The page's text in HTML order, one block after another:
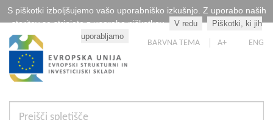
S piškotki izboljšujemo vašo uporabniško izkušnjo. Z uporabo naših
storitev se strinjate z uporabo piškotkov.
V redu
Piškotki, ki jih
uporabljamo
BARVNA TEMA A+ ENG